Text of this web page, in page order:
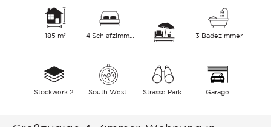
185 m² 4 Schlafzimmer 3 Badezimmer
Stockwerk 2 South West Strasse Park Garage